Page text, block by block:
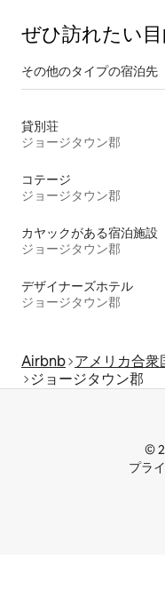
ぜひ訪⁠れ⁠た⁠い
その他のタ⁠イ⁠プ⁠の宿⁠泊⁠先
貸別荘
ジョージタウン郡
コテージ
ジョージタウン郡
カヤックがある宿泊施設
ジョージタウン郡
デザイナーズホテル
ジョージタウン郡
Airbnb アメリカ合衆
ジョージタウン郡
©
プラ